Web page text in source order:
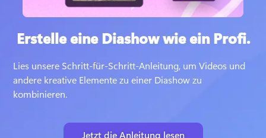
Erstelle eine Diashow wie ein Profi.
Lies unsere Schritt-für-Schritt-Anleitung, um Videos und
andere kreative Elemente zu einer Diashow zu
kombinieren.
Jetzt die Anleitung lesen